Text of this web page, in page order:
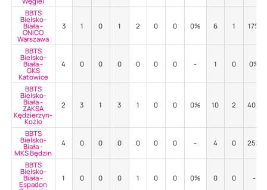
BBTS
Bielsko-
Biała -
ONICO
Warszawa
3 1 0 1 2 0 0 0% 6 1 17%
BBTS
Bielsko-
Biała -
GKS
Katowice
4 0 0 0 0 0 0 - 1 0 0%
BBTS
Bielsko-
Biała -
ZAKSA
Kędzierzyn-
Koźle
2 3 1 3 1 0 0 0% 10 2 40%
BBTS
Bielsko-
Biała -
MKS Będzin
4 0 0 0 0 0 0 - 4 0 25%
BBTS
Bielsko-
Biała -
Espadon
1 0 0 0 1 0 0 0% 0 0 -